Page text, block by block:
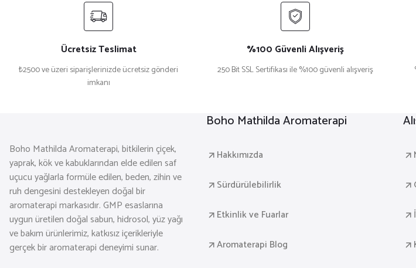
Ücretsiz Teslimat
₺2500 ve üzeri siparişlerinizde ücretsiz gönderi
imkanı
%100 Güvenli Alışveriş
250 Bit SSL Sertifikası ile %100 güvenli alışveriş
Boho Mathilda Aromaterapi, bitkilerin çiçek,
yaprak, kök ve kabuklarından elde edilen saf
uçucu yağlarla formüle edilen, beden, zihin ve
ruh dengesini destekleyen doğal bir
aromaterapi markasıdır. GMP esaslarına
uygun üretilen doğal sabun, hidrosol, yüz yağı
ve bakım ürünlerimiz, katkısız içerikleriyle
gerçek bir aromaterapi deneyimi sunar.
Boho Mathilda Aromaterapi
Hakkımızda
Sürdürülebilirlik
Etkinlik ve Fuarlar
Aromaterapi Blog